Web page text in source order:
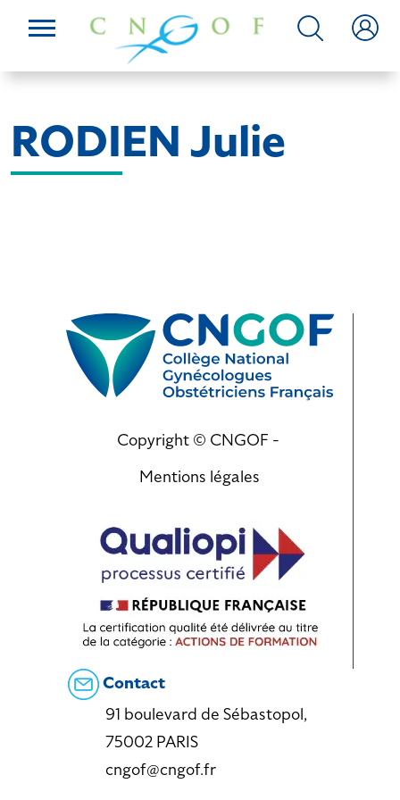
RODIEN Julie
Copyright © CNGOF -
Mentions légales
Contact
91 boulevard de Sébastopol,
75002 PARIS
cngof@cngof.fr